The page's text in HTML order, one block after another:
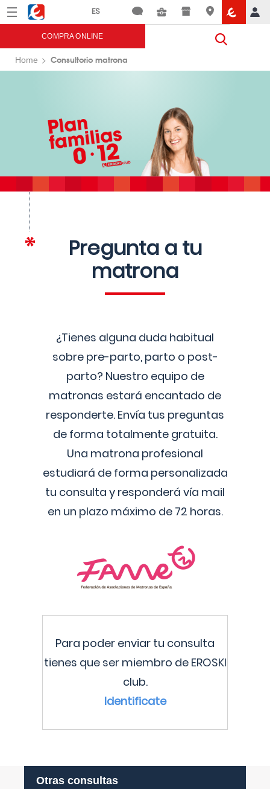
Menú Eroski
COMPRA ONLINE
Home Consultorio matrona
Pregunta a tu
matrona
¿Tienes alguna duda habitual
sobre pre-parto, parto o post-
parto? Nuestro equipo de
matronas estará encantado de
responderte. Envía tus preguntas
de forma totalmente gratuita.
Una matrona profesional
estudiará de forma personalizada
tu consulta y responderá vía mail
en un plazo máximo de 72 horas.
Para poder enviar tu consulta
tienes que ser miembro de EROSKI
club.
Identificate
Otras consultas